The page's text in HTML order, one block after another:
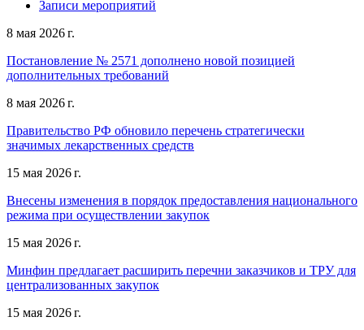
Записи мероприятий
8 мая 2026 г.
Постановление № 2571 дополнено новой позицией
дополнительных требований
8 мая 2026 г.
Правительство РФ обновило перечень стратегически
значимых лекарственных средств
15 мая 2026 г.
Внесены изменения в порядок предоставления национального
режима при осуществлении закупок
15 мая 2026 г.
Минфин предлагает расширить перечни заказчиков и ТРУ для
централизованных закупок
15 мая 2026 г.